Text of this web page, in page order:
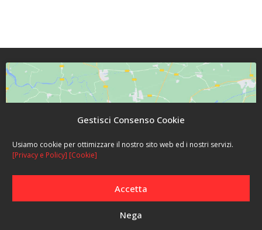
Gestisci Consenso Cookie
Usiamo cookie per ottimizzare il nostro sito web ed i nostri servizi.
[Privacy e Policy] [Cookie]
Accetta
Nega
Fai clic per accettare i cookie marketing e
abilitare questo contenuto